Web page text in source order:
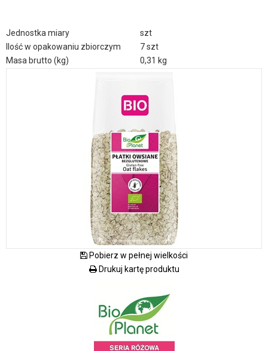
Jednostka miary
szt
Ilość w opakowaniu zbiorczym
7 szt
Masa brutto (kg)
0,31 kg
Pobierz w pełnej wielkości
Drukuj kartę produktu